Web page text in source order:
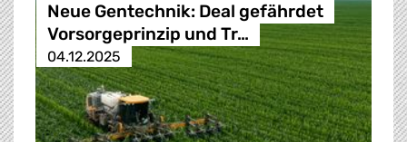
Neue Gentechnik: Deal gefährdet
Vorsorgeprinzip und Tr…
04.12.2025